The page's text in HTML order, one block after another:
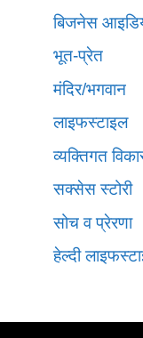
बिजनेस
भूत-प्रेत
मंदिर/भगवान
लाइफस्टाइल
व्यक्तिगत
सक्सेस स्टोरी
सोच व प्रेरणा
हेल्दी